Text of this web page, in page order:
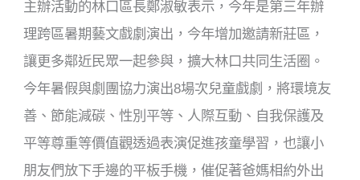
主辦活動的林口區長鄭淑敏表示，今年是第三年辦
理跨區暑期藝文戲劇演出，今年增加邀請新莊區，
讓更多鄰近民眾一起參與，擴大林口共同生活圈。
今年暑假與劇團協力演出8場次兒童戲劇，將環境友
善、節能減碳、性別平等、人際互動、自我保護及
平等尊重等價值觀透過表演促進孩童學習，也讓小
朋友們放下手邊的平板手機，催促著爸媽相約外出